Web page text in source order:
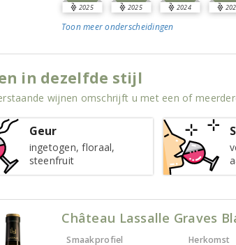
2025 2025 2024
Toon meeronderscheidingen
in dezelfde stijl
wijnen omschrijft u met een of
Geur
ingetogen, floraal,
steenfruit
Château Lassalle Graves
Smaakprofiel Herkomst